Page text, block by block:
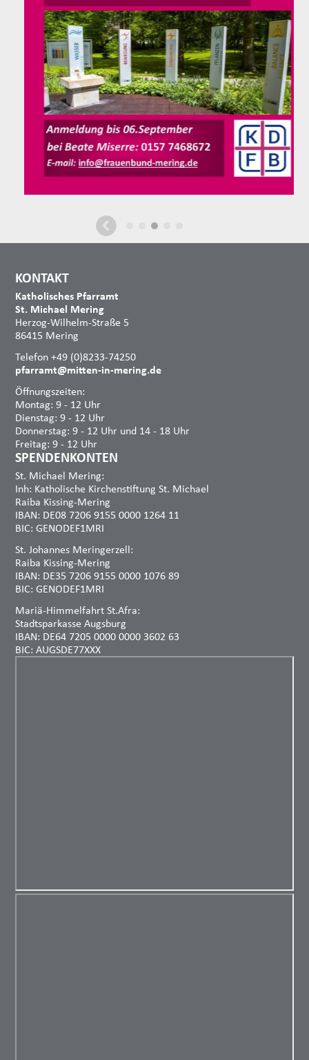
KONTAKT
Katholisches Pfarramt
St. Michael Mering
Herzog-Wilhelm-Straße 5
86415 Mering
Telefon +49 (0)8233-74250
pfarramt@mitten-in-mering.de
Öffnungszeiten:
Montag: 9 - 12 Uhr
Dienstag: 9 - 12 Uhr
Donnerstag: 9 - 12 Uhr und 14 - 18 Uhr
Freitag: 9 - 12 Uhr
SPENDENKONTEN
St. Michael Mering:
Inh: Katholische Kirchenstiftung St. Michael
Raiba Kissing-Mering
IBAN: DE08 7206 9155 0000 1264 11
BIC: GENODEF1MRI
St. Johannes Meringerzell:
Raiba Kissing-Mering
IBAN: DE35 7206 9155 0000 1076 89
BIC: GENODEF1MRI
Mariä-Himmelfahrt St.Afra:
Stadtsparkasse Augsburg
IBAN: DE64 7205 0000 0000 3602 63
BIC: AUGSDE77XXX